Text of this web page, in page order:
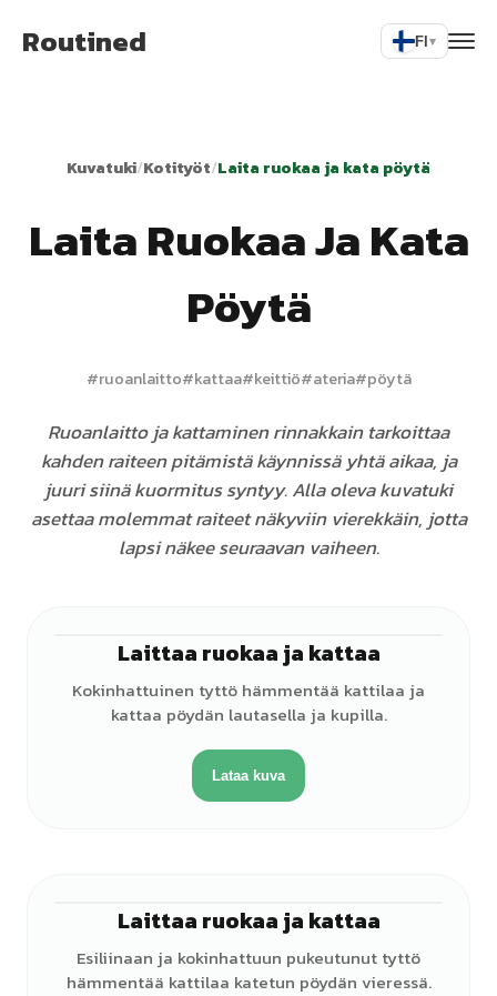
Routined FI▾
Kuvatuki/Kotityöt/Laita ruokaa ja kata pöytä
Laita Ruokaa Ja Kata
Pöytä
#ruoanlaitto#kattaa#keittiö#ateria#pöytä
Ruoanlaitto ja kattaminen rinnakkain tarkoittaa
kahden raiteen pitämistä käynnissä yhtä aikaa, ja
juuri siinä kuormitus syntyy. Alla oleva kuvatuki
asettaa molemmat raiteet näkyviin vierekkäin, jotta
lapsi näkee seuraavan vaiheen.
Laittaa ruokaa ja kattaa
Kokinhattuinen tyttö hämmentää kattilaa ja
kattaa pöydän lautasella ja kupilla.
Lataa kuva
Laittaa ruokaa ja kattaa
Esiliinaan ja kokinhattuun pukeutunut tyttö
hämmentää kattilaa katetun pöydän vieressä.